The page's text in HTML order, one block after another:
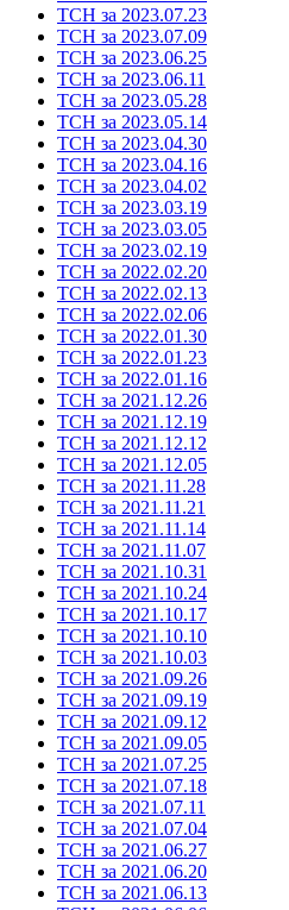
ТСН за 2023.07.23
ТСН за 2023.07.09
ТСН за 2023.06.25
ТСН за 2023.06.11
ТСН за 2023.05.28
ТСН за 2023.05.14
ТСН за 2023.04.30
ТСН за 2023.04.16
ТСН за 2023.04.02
ТСН за 2023.03.19
ТСН за 2023.03.05
ТСН за 2023.02.19
ТСН за 2022.02.20
ТСН за 2022.02.13
ТСН за 2022.02.06
ТСН за 2022.01.30
ТСН за 2022.01.23
ТСН за 2022.01.16
ТСН за 2021.12.26
ТСН за 2021.12.19
ТСН за 2021.12.12
ТСН за 2021.12.05
ТСН за 2021.11.28
ТСН за 2021.11.21
ТСН за 2021.11.14
ТСН за 2021.11.07
ТСН за 2021.10.31
ТСН за 2021.10.24
ТСН за 2021.10.17
ТСН за 2021.10.10
ТСН за 2021.10.03
ТСН за 2021.09.26
ТСН за 2021.09.19
ТСН за 2021.09.12
ТСН за 2021.09.05
ТСН за 2021.07.25
ТСН за 2021.07.18
ТСН за 2021.07.11
ТСН за 2021.07.04
ТСН за 2021.06.27
ТСН за 2021.06.20
ТСН за 2021.06.13